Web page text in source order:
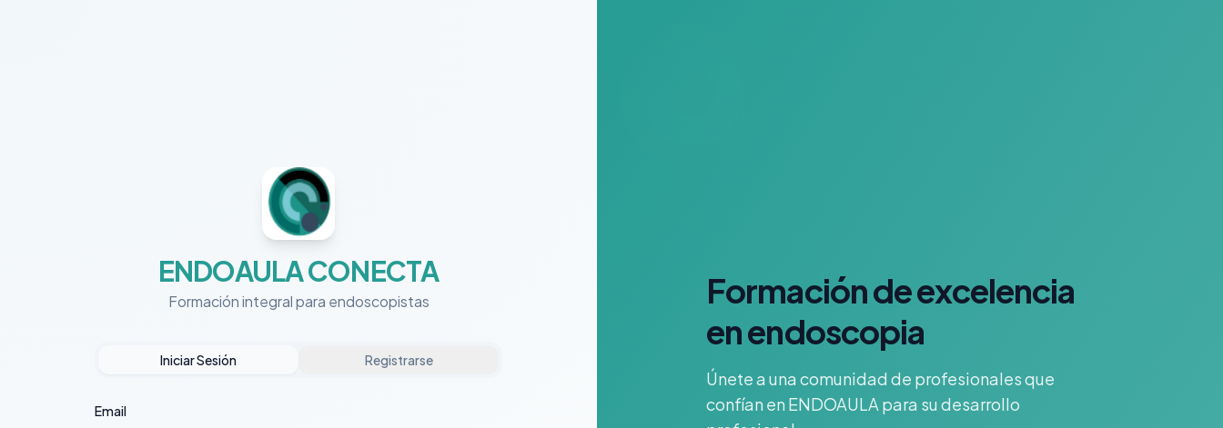
ENDOAULA CONECTA
Formación integral para endoscopistas
Iniciar Sesión Registrarse
Email
Formación de excelencia
en endoscopia
Únete a una comunidad de profesionales que
confían en ENDOAULA para su desarrollo